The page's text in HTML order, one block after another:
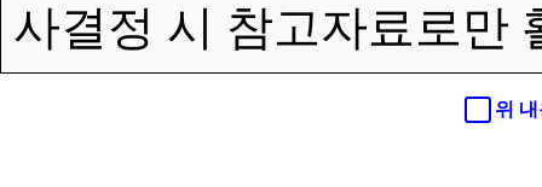
사결정 시 참고자료로만
위